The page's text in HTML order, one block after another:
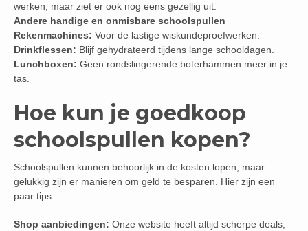
werken, maar ziet er ook nog eens gezellig uit.
Andere handige en onmisbare schoolspullen
Rekenmachines: Voor de lastige wiskundeproefwerken.
Drinkflessen: Blijf gehydrateerd tijdens lange schooldagen.
Lunchboxen: Geen rondslingerende boterhammen meer in je
tas.
Hoe kun je goedkoop
schoolspullen kopen?
Schoolspullen kunnen behoorlijk in de kosten lopen, maar
gelukkig zijn er manieren om geld te besparen. Hier zijn een
paar tips:
Shop aanbiedingen: Onze website heeft altijd scherpe deals,